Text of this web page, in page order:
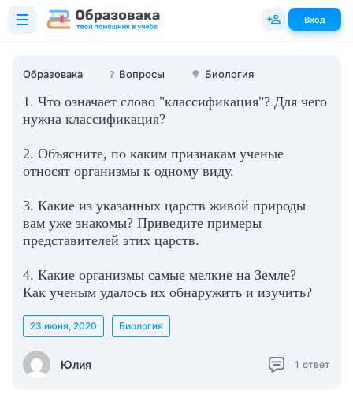
Образовака ❓ Вопросы 🌳 Биология
1. Что означает слово "классификация"? Для чего
нужна классификация?
2. Объясните, по каким признакам ученые
относят организмы к одному виду.
3. Какие из указанных царств живой природы
вам уже знакомы? Приведите примеры
представителей этих царств.
4. Какие организмы самые мелкие на Земле?
Как ученым удалось их обнаружить и изучить?
Юлия
23 июня, 2020 Биология
1 ответ
Вход